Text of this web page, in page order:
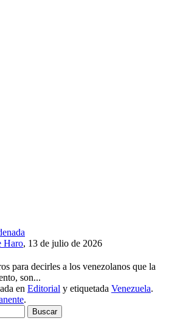
Haro, 13 de julio de 2026
para decirles a los venezolanos que la
son...
en Editorial y etiquetada Venezuela.
.